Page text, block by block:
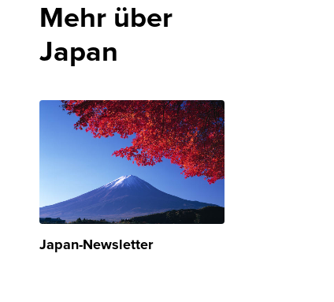
Mehr über
Japan
Japan-Newsletter